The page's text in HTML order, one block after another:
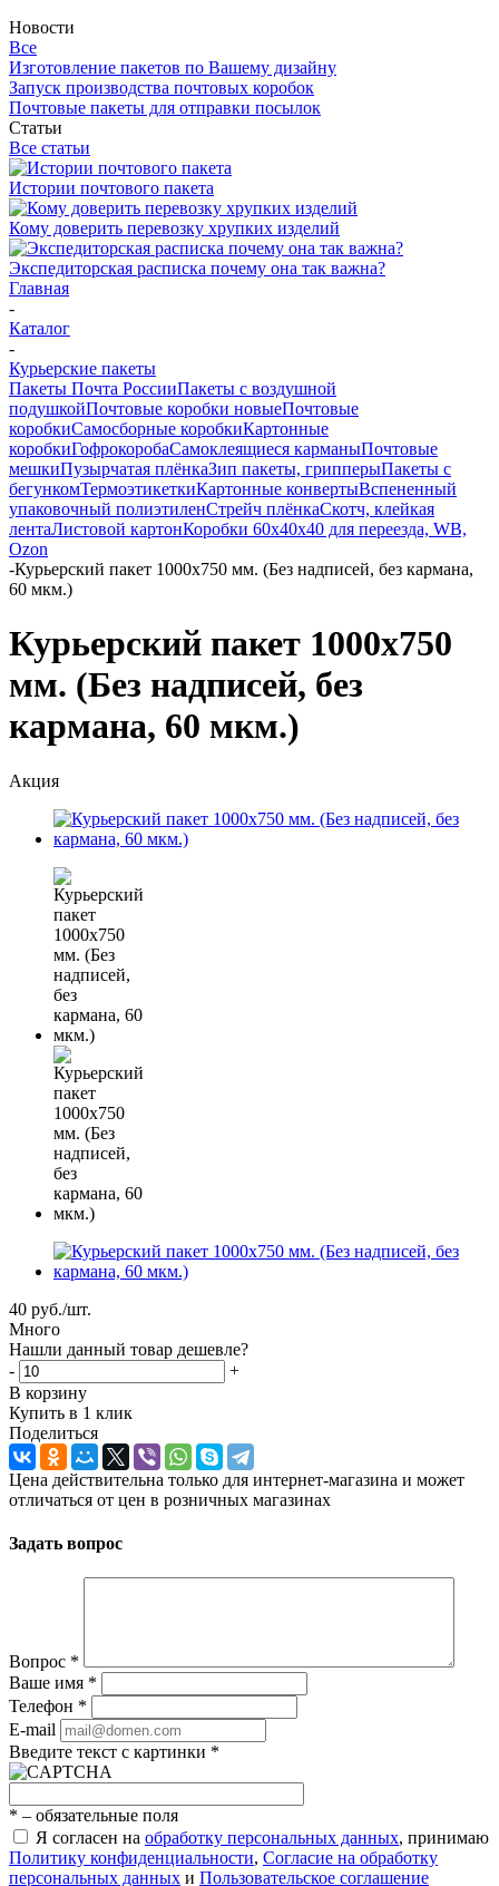
Новости
Все
Изготовление пакетов по Вашему дизайну
Запуск производства почтовых коробок
Почтовые пакеты для отправки посылок
Статьи
Все статьи
Истории почтового пакета
Кому доверить перевозку хрупких изделий
Экспедиторская расписка почему она так важна?
Главная
-
Каталог
-
Курьерские пакеты
Пакеты Почта РоссииПакеты с воздушной
подушкойПочтовые коробки новыеПочтовые
коробкиСамосборные коробкиКартонные
коробкиГофрокоробаСамоклеящиеся карманыПочтовые
мешкиПузырчатая плёнкаЗип пакеты, грипперыПакеты с
бегункомТермоэтикеткиКартонные конвертыВспененный
упаковочный полиэтиленСтрейч плёнкаСкотч, клейкая
лентаЛистовой картонКоробки 60х40х40 для переезда, WB,
Ozon
-Курьерский пакет 1000х750 мм. (Без надписей, без кармана,
60 мкм.)
Курьерский пакет 1000х750
мм. (Без надписей, без
кармана, 60 мкм.)
Акция
40 руб./шт.
Много
Нашли данный товар дешевле?
-
+
В корзину
Купить в 1 клик
Поделиться
Цена действительна только для интернет-магазина и может
отличаться от цен в розничных магазинах
Задать вопрос
Вопрос *
Ваше имя *
Телефон *
E-mail
Введите текст с картинки *
* – обязательные поля
Я согласен на обработку персональных данных, принимаю
Политику конфиденциальности, Согласие на обработку
персональных данных и Пользовательское соглашение